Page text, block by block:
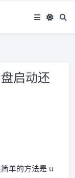
启动还
单的方法是 u